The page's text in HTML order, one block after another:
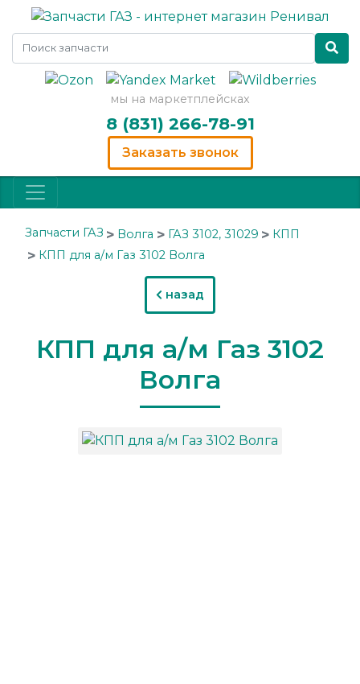
мы на маркетплейсках
8 (831) 266-78-91
Заказать звонок
Запчасти ГАЗ Волга ГАЗ 3102, 31029
КПП
КПП для а/м Газ 3102 Волга
назад
КПП для а/м Газ 3102
Волга